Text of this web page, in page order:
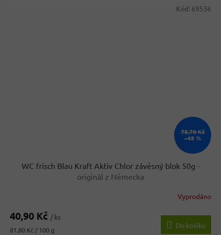
78,70 Kč
–48 %
WC frisch Blau Kraft Aktiv Chlor závěsný blok 50g -
originál z Německa
produktu
Vyprodáno
40,90 Kč / ks
Měrná
81,80 Kč / 100 g
Do košíku
Kód: 69536